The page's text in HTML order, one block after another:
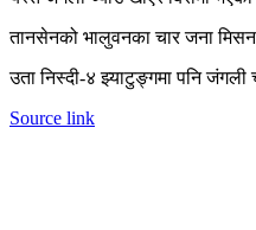
तानसेनको भालुवनका चार जना
उता निस्दी-४ झ्याटुङ्गमा पनि
Source link